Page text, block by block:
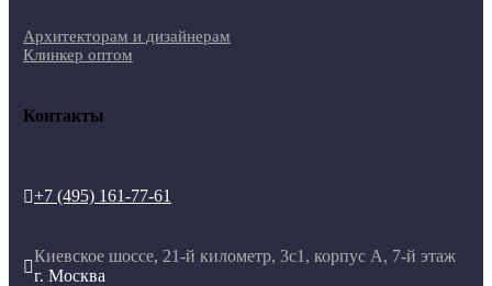
Архитекторам и дизайнерам
Клинкер оптом
Контакты
+7 (495) 161-77-61

Киевское шоссе, 21-й километр, 3с1, корпус А, 7-й этаж
г. Москва